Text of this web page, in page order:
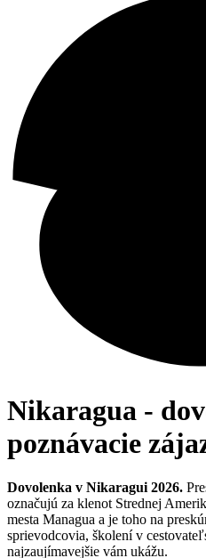
Nikaragua -
poznávacie
Dovolenka v Nikaragui 2026.
označujú za klenot Strednej
mesta Managua a je toho na
sprievodcovia, školení v
najzaujímavejšie vám ukážu.